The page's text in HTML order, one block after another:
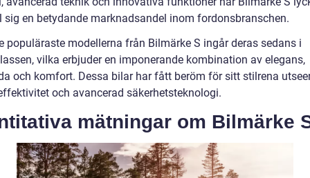
sig en betydande marknadsandel inom fordonsbranschen.
populäraste modellerna från Bilmärke S ingår deras sedans i
vilka erbjuder en imponerande kombination av elegans,
och komfort. Dessa bilar har fått beröm för sitt stilrena
och avancerad säkerhetsteknologi.
mätningar om Bilmärke